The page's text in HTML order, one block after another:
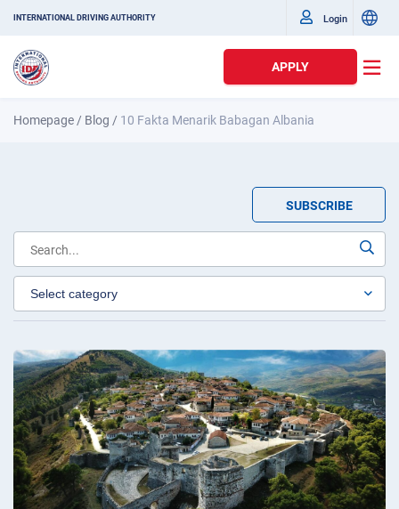
INTERNATIONAL DRIVING AUTHORITY Login
APPLY
Homepage / Blog / 10 Fakta Menarik Babagan Albania
SUBSCRIBE